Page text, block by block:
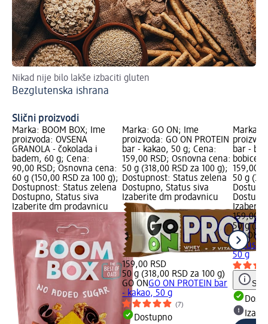
Nikad nije bilo lakše izbaciti gluten
Bezglutenska ishrana
Slični proizvodi
Marka: BOOM BOX; Ime
proizvoda: OVSENA
GRANOLA - čokolada i
badem, 60 g; Cena:
90,00 RSD; Osnovna cena:
60 g (150,00 RSD za 100 g);
Dostupnost: Status zelena
Dostupno, Status siva
Izaberite dm prodavnicu
Marka: GO ON; Ime
proizvoda: GO ON PROTEIN
bar - kakao, 50 g; Cena:
159,00 RSD; Osnovna cena:
50 g (318,00 RSD za 100 g);
Dostupnost: Status zelena
Dostupno, Status siva
Izaberite dm prodavnicu
159,00 RSD
50 g (318,00 RSD za 100 g)
GO ONGO ON PROTEIN bar
- kakao, 50 g
(7)
Dostupno
Marka:
bar -
bobice,
159,00
50 g
159,00
50 g
GO ON
-
50 g